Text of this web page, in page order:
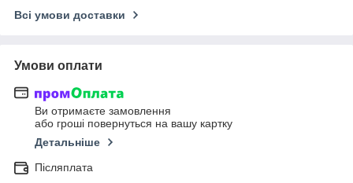
Всі умови доставки
Умови оплати
Ви отримаєте замовлення
або гроші повернуться на вашу картку
Детальніше
Післяплата